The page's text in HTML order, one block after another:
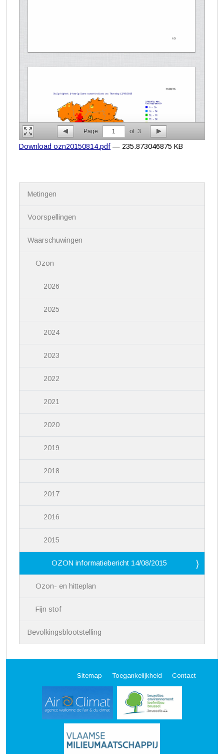
Page 1 of 3
Download ozn20150814.pdf — 235.873046875 KB
Metingen
Voorspellingen
Waarschuwingen
Ozon
2026
2025
2024
2023
2022
2021
2020
2019
2018
2017
2016
2015
OZON informatiebericht 14/08/2015
Ozon- en hitteplan
Fijn stof
Bevolkingsblootstelling
Sitemap Toegankelijkheid Contact